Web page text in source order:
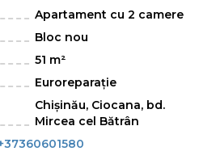
Apartament cu 2 camere
Bloc nou
51 m²
Euroreparație
Chișinău, Ciocana, bd.
Mircea cel Bătrân